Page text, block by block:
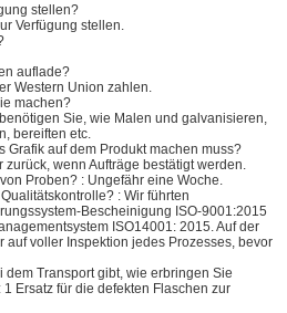
stellen?
Verfügung stellen.
auflade?
Western Union zahlen.
machen?
Sie, wie Malen und galvanisieren,
bereiften etc.
Grafik auf dem Produkt machen muss?
zurück, wenn Aufträge bestätigt werden.
Proben? : Ungefähr eine Woche.
: Wir führten
Bescheinigung ISO-9001:2015
ISO14001: 2015. Auf der
auf voller Inspektion jedes Prozesses, bevor
dem Transport gibt, wie erbringen Sie
Ersatz für die defekten Flaschen zur